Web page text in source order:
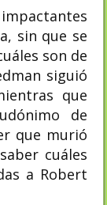
sin que se
son de
siguió
que
de
que murió
cuáles
a Robert